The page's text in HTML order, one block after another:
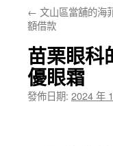
要← 文山區當舖的海
額借款
苗栗眼科
優眼霜
發佈日期: 2024 年